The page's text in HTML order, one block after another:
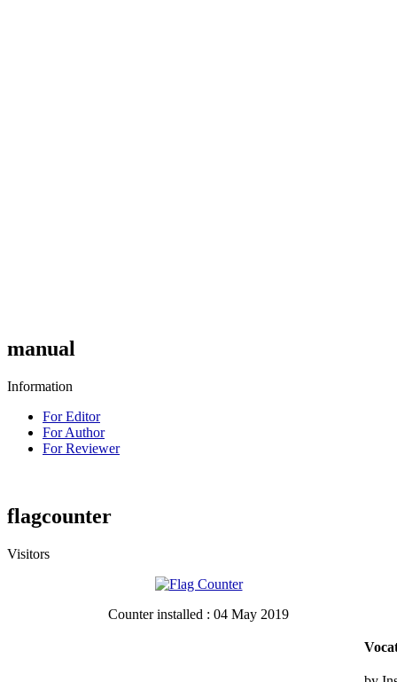
manual
Information
For Editor
For Author
For Reviewer
flagcounter
Visitors
Counter installed : 04 May 2019